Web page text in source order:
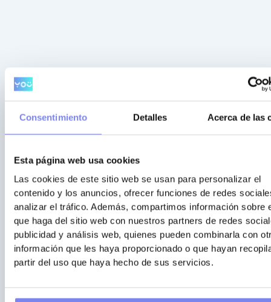
Consentimiento Detalles Acerca de las
Esta página web usa cookies
Las cookies de este sitio web se usan para personalizar el
contenido y los anuncios, ofrecer funciones de redes
analizar el tráfico. Además, compartimos información sobre
que haga del sitio web con nuestros partners de redes
publicidad y análisis web, quienes pueden combinarla con
información que les haya proporcionado o que hayan
partir del uso que haya hecho de sus servicios.